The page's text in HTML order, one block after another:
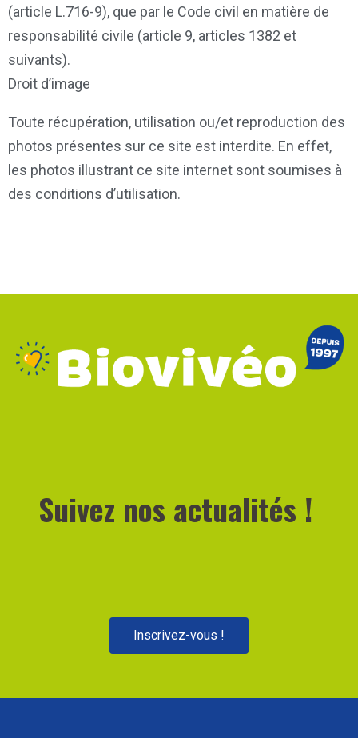
(article L.716-9), que par le Code civil en matière de
responsabilité civile (article 9, articles 1382 et
suivants).
Droit d’image
Toute récupération, utilisation ou/et reproduction des
photos présentes sur ce site est interdite. En effet,
les photos illustrant ce site internet sont soumises à
des conditions d’utilisation.
Suivez nos actualités !
Inscrivez-vous !